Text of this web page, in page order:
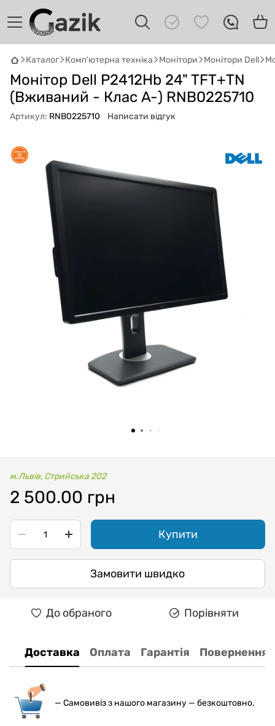
Каталог Комп'ютерна техніка Монітори Монітори Dell
Монітор Dell P2412Hb 24" TFT+TN
(Вживаний - Клас A-) RNB0225710
Артикул: RNB0225710 Написати відгук
м.Львів, Стрийська 202
2 500.00 грн
Купити
Замовити швидко
До обраного Порівняти
Доставка Оплата Гарантія Повернення
— Самовивіз з нашого магазину — безкоштовно.
GAZIK AI
Онлайн · пошук техніки
Привіт! 👋 Я Gazik AI — допоможу